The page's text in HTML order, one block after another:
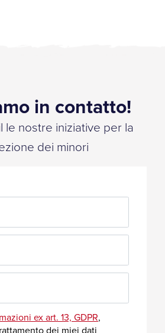
in contatto!
le nostre iniziative per la
dei minori